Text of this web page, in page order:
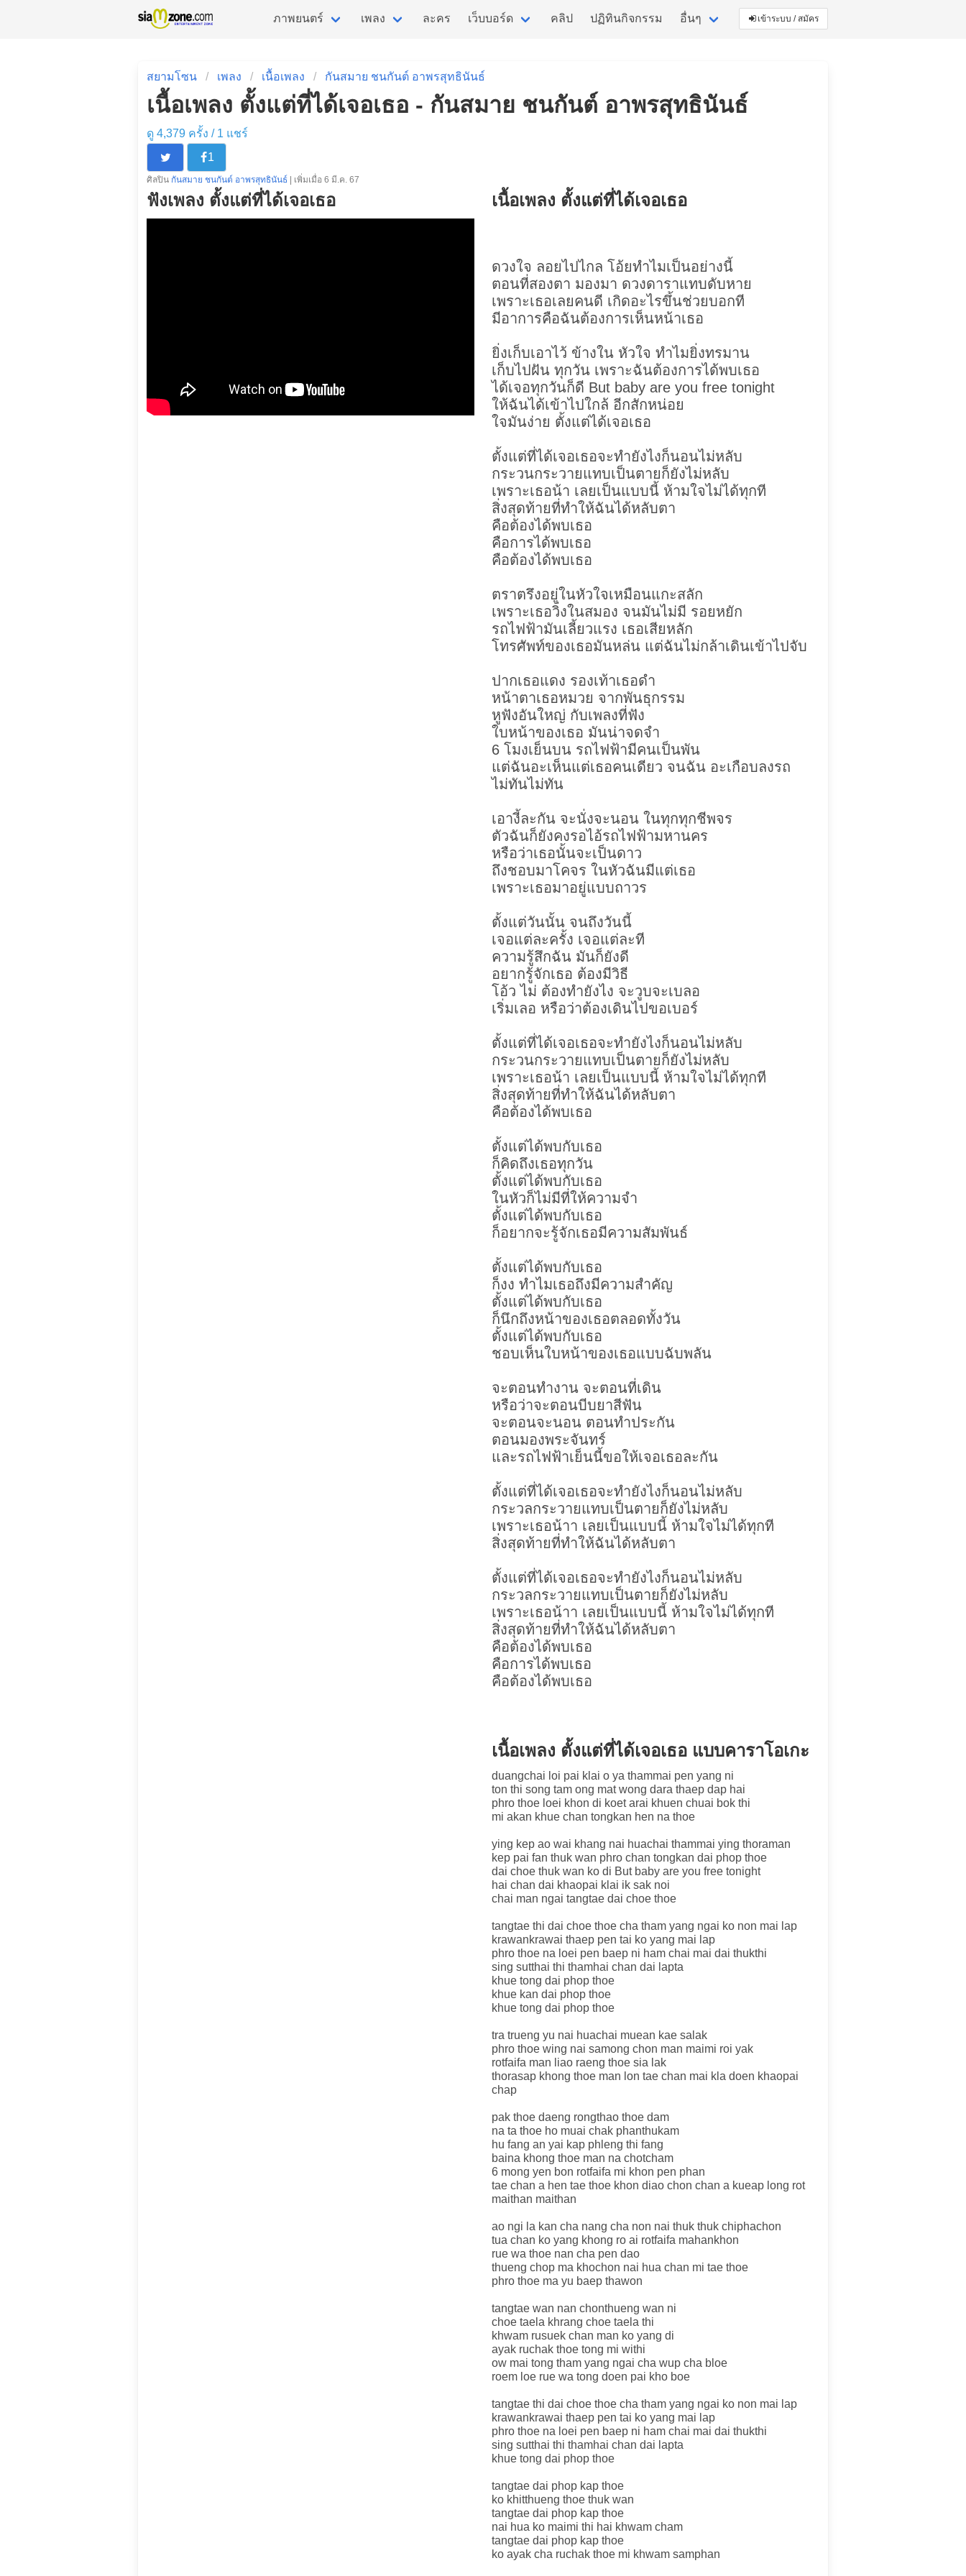
ภาพยนตร์ เพลง ละคร เว็บบอร์ด คลิป ปฏิทินกิจกรรม อื่นๆ เข้าระบบ / สมัคร
สยามโซน เพลง เนื้อเพลง กันสมาย ชนกันต์ อาพรสุทธินันธ์
เนื้อเพลง ตั้งแต่ที่ได้เจอเธอ - กันสมาย ชนกันต์ อาพรสุทธินันธ์
ดู 4,379 ครั้ง / 1 แชร์
1
ศิลปิน กันสมาย ชนกันต์ อาพรสุทธินันธ์ | เพิ่มเมื่อ 6 มี.ค. 67
ฟังเพลง ตั้งแต่ที่ได้เจอเธอ เนื้อเพลง ตั้งแต่ที่ได้เจอเธอ
ดวงใจ ลอยไปไกล โอ้ยทำไมเป็นอย่างนี้
ตอนที่สองตา มองมา ดวงดาราแทบดับหาย
เพราะเธอเลยคนดี เกิดอะไรขึ้นช่วยบอกที
มีอาการคือฉันต้องการเห็นหน้าเธอ
ยิ่งเก็บเอาไว้ ข้างใน หัวใจ ทำไมยิ่งทรมาน
เก็บไปฝัน ทุกวัน เพราะฉันต้องการได้พบเธอ
ได้เจอทุกวันก็ดี But baby are you free tonight
ให้ฉันได้เข้าไปใกล้ อีกสักหน่อย
ใจมันง่าย ตั้งแต่ได้เจอเธอ
ตั้งแต่ที่ได้เจอเธอจะทำยังไงก็นอนไม่หลับ
กระวนกระวายแทบเป็นตายก็ยังไม่หลับ
เพราะเธอน้า เลยเป็นแบบนี้ ห้ามใจไม่ได้ทุกที
สิ่งสุดท้ายที่ทำให้ฉันได้หลับตา
คือต้องได้พบเธอ
คือการได้พบเธอ
คือต้องได้พบเธอ
ตราตรึงอยู่ในหัวใจเหมือนแกะสลัก
เพราะเธอวิ่งในสมอง จนมันไม่มี รอยหยัก
รถไฟฟ้ามันเลี้ยวแรง เธอเสียหลัก
โทรศัพท์ของเธอมันหล่น แต่ฉันไม่กล้าเดินเข้าไปจับ
ปากเธอแดง รองเท้าเธอดำ
หน้าตาเธอหมวย จากพันธุกรรม
หูฟังอันใหญ่ กับเพลงที่ฟัง
ใบหน้าของเธอ มันน่าจดจำ
6 โมงเย็นบน รถไฟฟ้ามีคนเป็นพัน
แต่ฉันอะเห็นแต่เธอคนเดียว จนฉัน อะเกือบลงรถ
ไม่ทันไม่ทัน
เอางี้ละกัน จะนั่งจะนอน ในทุกทุกชีพจร
ตัวฉันก็ยังคงรอไอ้รถไฟฟ้ามหานคร
หรือว่าเธอนั้นจะเป็นดาว
ถึงชอบมาโคจร ในหัวฉันมีแต่เธอ
เพราะเธอมาอยู่แบบถาวร
ตั้งแต่วันนั้น จนถึงวันนี้
เจอแต่ละครั้ง เจอแต่ละที
ความรู้สึกฉัน มันก็ยังดี
อยากรู้จักเธอ ต้องมีวิธี
โอ้ว ไม่ ต้องทำยังไง จะวูบจะเบลอ
เริ่มเลอ หรือว่าต้องเดินไปขอเบอร์
ตั้งแต่ที่ได้เจอเธอจะทำยังไงก็นอนไม่หลับ
กระวนกระวายแทบเป็นตายก็ยังไม่หลับ
เพราะเธอน้า เลยเป็นแบบนี้ ห้ามใจไม่ได้ทุกที
สิ่งสุดท้ายที่ทำให้ฉันได้หลับตา
คือต้องได้พบเธอ
ตั้งแต่ได้พบกับเธอ
ก็คิดถึงเธอทุกวัน
ตั้งแต่ได้พบกับเธอ
ในหัวก็ไม่มีที่ให้ความจำ
ตั้งแต่ได้พบกับเธอ
ก็อยากจะรู้จักเธอมีความสัมพันธ์
ตั้งแต่ได้พบกับเธอ
ก็งง ทำไมเธอถึงมีความสำคัญ
ตั้งแต่ได้พบกับเธอ
ก็นึกถึงหน้าของเธอตลอดทั้งวัน
ตั้งแต่ได้พบกับเธอ
ชอบเห็นใบหน้าของเธอแบบฉับพลัน
จะตอนทำงาน จะตอนที่เดิน
หรือว่าจะตอนบีบยาสีฟัน
จะตอนจะนอน ตอนทำประกัน
ตอนมองพระจันทร์
และรถไฟฟ้าเย็นนี้ขอให้เจอเธอละกัน
ตั้งแต่ที่ได้เจอเธอจะทำยังไงก็นอนไม่หลับ
กระวลกระวายแทบเป็นตายก็ยังไม่หลับ
เพราะเธอน้าา เลยเป็นแบบนี้ ห้ามใจไม่ได้ทุกที
สิ่งสุดท้ายที่ทำให้ฉันได้หลับตา
ตั้งแต่ที่ได้เจอเธอจะทำยังไงก็นอนไม่หลับ
กระวลกระวายแทบเป็นตายก็ยังไม่หลับ
เพราะเธอน้าา เลยเป็นแบบนี้ ห้ามใจไม่ได้ทุกที
สิ่งสุดท้ายที่ทำให้ฉันได้หลับตา
คือต้องได้พบเธอ
คือการได้พบเธอ
คือต้องได้พบเธอ
เนื้อเพลง ตั้งแต่ที่ได้เจอเธอ แบบคาราโอเกะ
duangchai loi pai klai o ya thammai pen yang ni
ton thi song tam ong mat wong dara thaep dap hai
phro thoe loei khon di koet arai khuen chuai bok thi
mi akan khue chan tongkan hen na thoe
ying kep ao wai khang nai huachai thammai ying thoraman
kep pai fan thuk wan phro chan tongkan dai phop thoe
dai choe thuk wan ko di But baby are you free tonight
hai chan dai khaopai klai ik sak noi
chai man ngai tangtae dai choe thoe
tangtae thi dai choe thoe cha tham yang ngai ko non mai lap
krawankrawai thaep pen tai ko yang mai lap
phro thoe na loei pen baep ni ham chai mai dai thukthi
sing sutthai thi thamhai chan dai lapta
khue tong dai phop thoe
khue kan dai phop thoe
khue tong dai phop thoe
tra trueng yu nai huachai muean kae salak
phro thoe wing nai samong chon man maimi roi yak
rotfaifa man liao raeng thoe sia lak
thorasap khong thoe man lon tae chan mai kla doen khaopai
chap
pak thoe daeng rongthao thoe dam
na ta thoe ho muai chak phanthukam
hu fang an yai kap phleng thi fang
baina khong thoe man na chotcham
6 mong yen bon rotfaifa mi khon pen phan
tae chan a hen tae thoe khon diao chon chan a kueap long rot
maithan maithan
ao ngi la kan cha nang cha non nai thuk thuk chiphachon
tua chan ko yang khong ro ai rotfaifa mahankhon
rue wa thoe nan cha pen dao
thueng chop ma khochon nai hua chan mi tae thoe
phro thoe ma yu baep thawon
tangtae wan nan chonthueng wan ni
choe taela khrang choe taela thi
khwam rusuek chan man ko yang di
ayak ruchak thoe tong mi withi
ow mai tong tham yang ngai cha wup cha bloe
roem loe rue wa tong doen pai kho boe
tangtae thi dai choe thoe cha tham yang ngai ko non mai lap
krawankrawai thaep pen tai ko yang mai lap
phro thoe na loei pen baep ni ham chai mai dai thukthi
sing sutthai thi thamhai chan dai lapta
khue tong dai phop thoe
tangtae dai phop kap thoe
ko khitthueng thoe thuk wan
tangtae dai phop kap thoe
nai hua ko maimi thi hai khwam cham
tangtae dai phop kap thoe
ko ayak cha ruchak thoe mi khwam samphan